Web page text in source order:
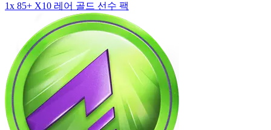
1x 85+ X10 레어 골드 선수 팩